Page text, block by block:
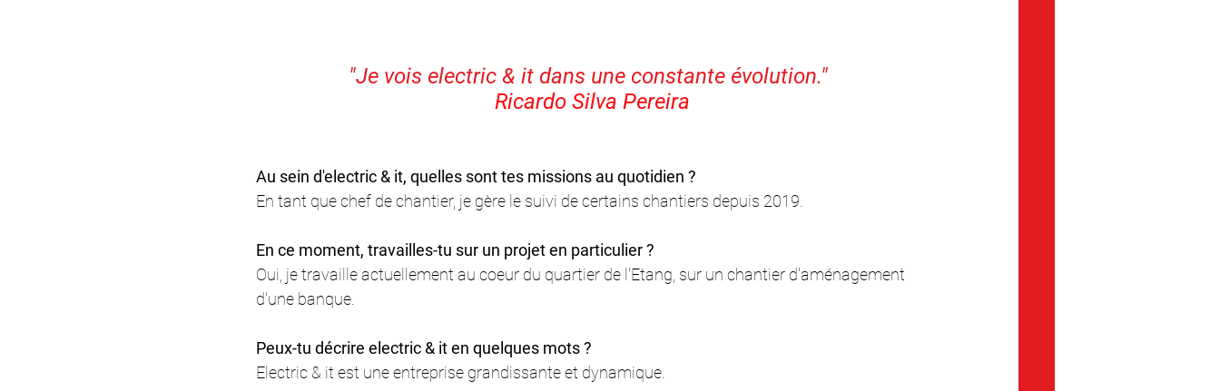
                 "Je vois electric & it dans une constante évolution."
Ricardo Silva Pereira
Au sein d'electric & it, quelles sont tes missions au quotidien ?
En tant que chef de chantier, je gère le suivi de certains chantiers depuis 2019.
En ce moment, travailles-tu sur un projet en particulier ?
Oui, je travaille actuellement au coeur du quartier de l'Etang, sur un chantier d'aménagement
d'une banque.
Peux-tu décrire electric & it en quelques mots ?
Electric & it est une entreprise grandissante et dynamique.